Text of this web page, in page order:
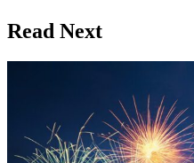
Read Next